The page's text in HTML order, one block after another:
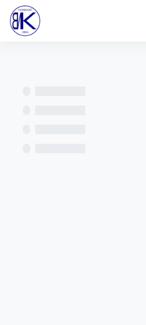
Перейти к основному содержанию